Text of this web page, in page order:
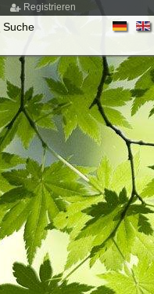
Registrieren
Suche